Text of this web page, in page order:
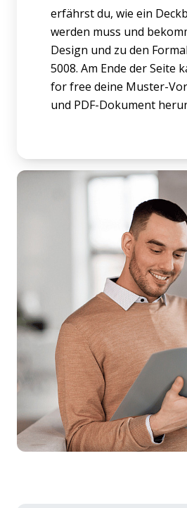
erfährst du, wie ein
werden muss und
Design und zu den
5008. Am Ende der Seite
for free deine Muster-
und PDF-Dokument